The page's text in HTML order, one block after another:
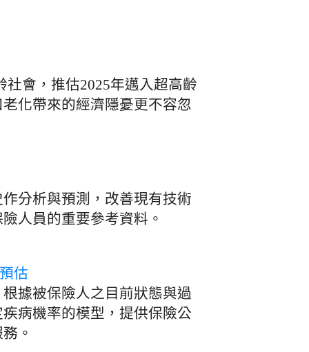
會，推估2025年邁入超高齡
化帶來的經濟隱憂更不容忽
分析與預測，改善現有技術
人員的重要參考資料。
估
據被保險人之目前狀態與過
病機率的模型，提供保險公
。